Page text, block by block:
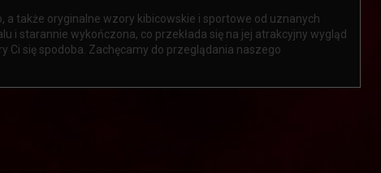
także oryginalne wzory kibicowskie i sportowe od uznanych
i starannie wykończona, co przekłada się na jej atrakcyjny wygląd
Ci się spodoba. Zachęcamy do przeglądania naszego